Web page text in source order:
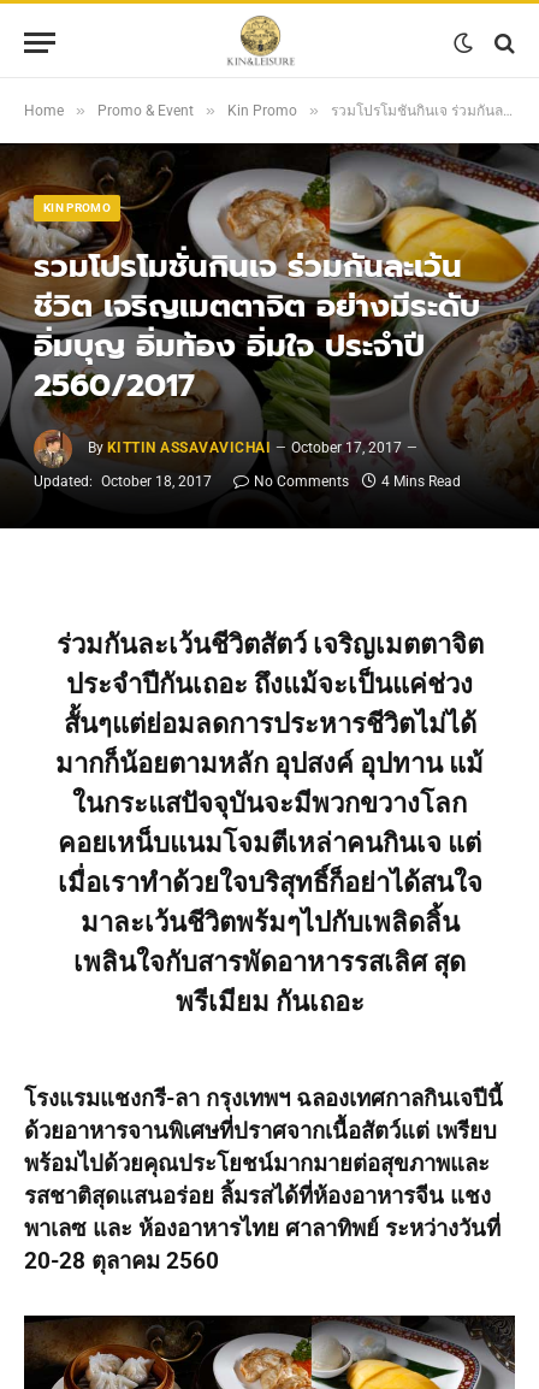
Home » Promo & Event » Kin Promo » รวมโปรโมชั่นกินเจ ร่วมกันละเว้นชีวิต เจริญเมตตาจิต อย่างมีระดับ อิ่มบุญ อิ่มท้อง อิ่มใจ ประจำปี 2560/2017
KIN PROMO
รวมโปรโมชั่นกินเจ ร่วมกันละเว้น
ชีวิต เจริญเมตตาจิต อย่างมีระดับ
อิ่มบุญ อิ่มท้อง อิ่มใจ ประจำปี
2560/2017
By KITTIN ASSAVAVICHAI
October 17, 2017
Updated: October 18, 2017 No Comments 4 Mins Read
ร่วมกันละเว้นชีวิตสัตว์ เจริญเมตตาจิต
ประจำปีกันเถอะ ถึงแม้จะเป็นแค่ช่วง
สั้นๆแต่ย่อมลดการประหารชีวิตไม่ได้
มากก็น้อยตามหลัก อุปสงค์ อุปทาน แม้
ในกระแสปัจจุบันจะมีพวกขวางโลก
คอยเหน็บแนมโจมตีเหล่าคนกินเจ แต่
เมื่อเราทำด้วยใจบริสุทธิ์ก็อย่าได้สนใจ
มาละเว้นชีวิตพร้มๆไปกับเพลิดลิ้น
เพลินใจกับสารพัดอาหารรสเลิศ สุด
พรีเมียม กันเถอะ
โรงแรมแชงกรี-ลา กรุงเทพฯ ฉลองเทศกาลกินเจปีนี้
ด้วยอาหารจานพิเศษที่ปราศจากเนื้อสัตว์แต่ เพรียบ
พร้อมไปด้วยคุณประโยชน์มากมายต่อสุขภาพและ
รสชาติสุดแสนอร่อย ลิ้มรสได้ที่ห้องอาหารจีน แชง
พาเลซ และ ห้องอาหารไทย ศาลาทิพย์ ระหว่างวันที่
20-28 ตุลาคม 2560